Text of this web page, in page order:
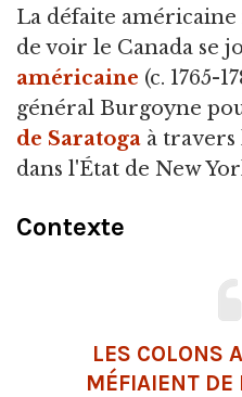
La défaite
de voir le Canada se
américaine (c. 1765-
général Burgoyne
de Saratoga à travers
dans l'État de New
Contexte
LES COLONS
MÉFIAIENT DE